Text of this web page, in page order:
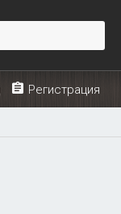
Регистрация